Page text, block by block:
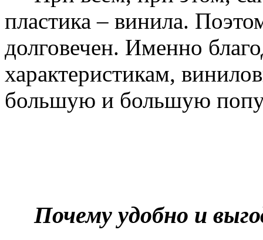
пластика – винила.
долговечен. Именно
характеристикам,
большую и большую
Почему удобно и